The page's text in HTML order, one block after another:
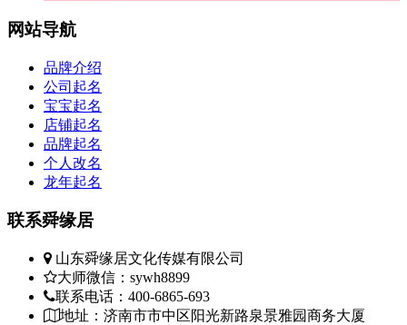
网站导航
品牌介绍
公司起名
宝宝起名
店铺起名
品牌起名
个人改名
龙年起名
联系舜缘居
山东舜缘居文化传媒有限公司
大师微信：sywh8899
联系电话：400-6865-693
地址：济南市市中区阳光新路泉景雅园商务大厦